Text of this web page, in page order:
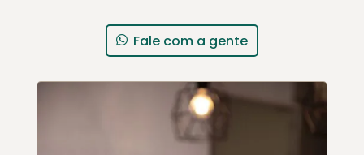
Fale com a gente